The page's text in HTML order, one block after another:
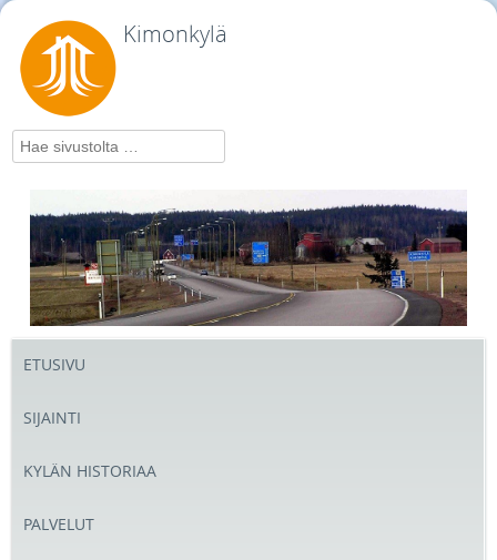
Kimonkylä
Hae
ETUSIVU
SIJAINTI
KYLÄN HISTORIAA
PALVELUT